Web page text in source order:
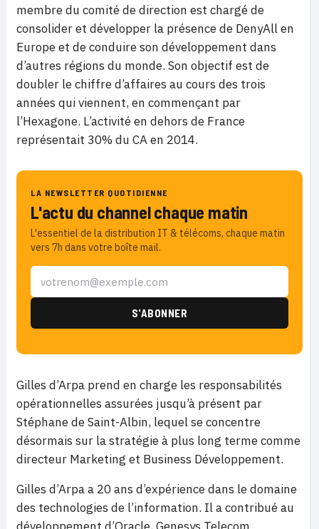
membre du comité de direction est chargé de
consolider et développer la présence de DenyAll en
Europe et de conduire son développement dans
d’autres régions du monde. Son objectif est de
doubler le chiffre d’affaires au cours des trois
années qui viennent, en commençant par
l’Hexagone. L’activité en dehors de France
représentait 30% du CA en 2014.
LA NEWSLETTER QUOTIDIENNE
L'actu du channel chaque matin
L'essentiel de la distribution IT & télécoms, chaque matin
vers 7h dans votre boîte mail.
Gilles d’Arpa prend en charge les responsabilités
opérationnelles assurées jusqu’à présent par
Stéphane de Saint-Albin, lequel se concentre
désormais sur la stratégie à plus long terme comme
directeur Marketing et Business Développement.
Gilles d’Arpa a 20 ans d’expérience dans le domaine
des technologies de l’information. Il a contribué au